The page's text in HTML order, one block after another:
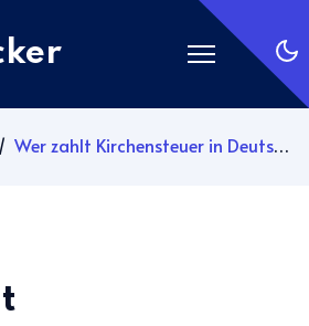
Wer zahlt Kirchensteuer in Deutschland? Alle Fakten